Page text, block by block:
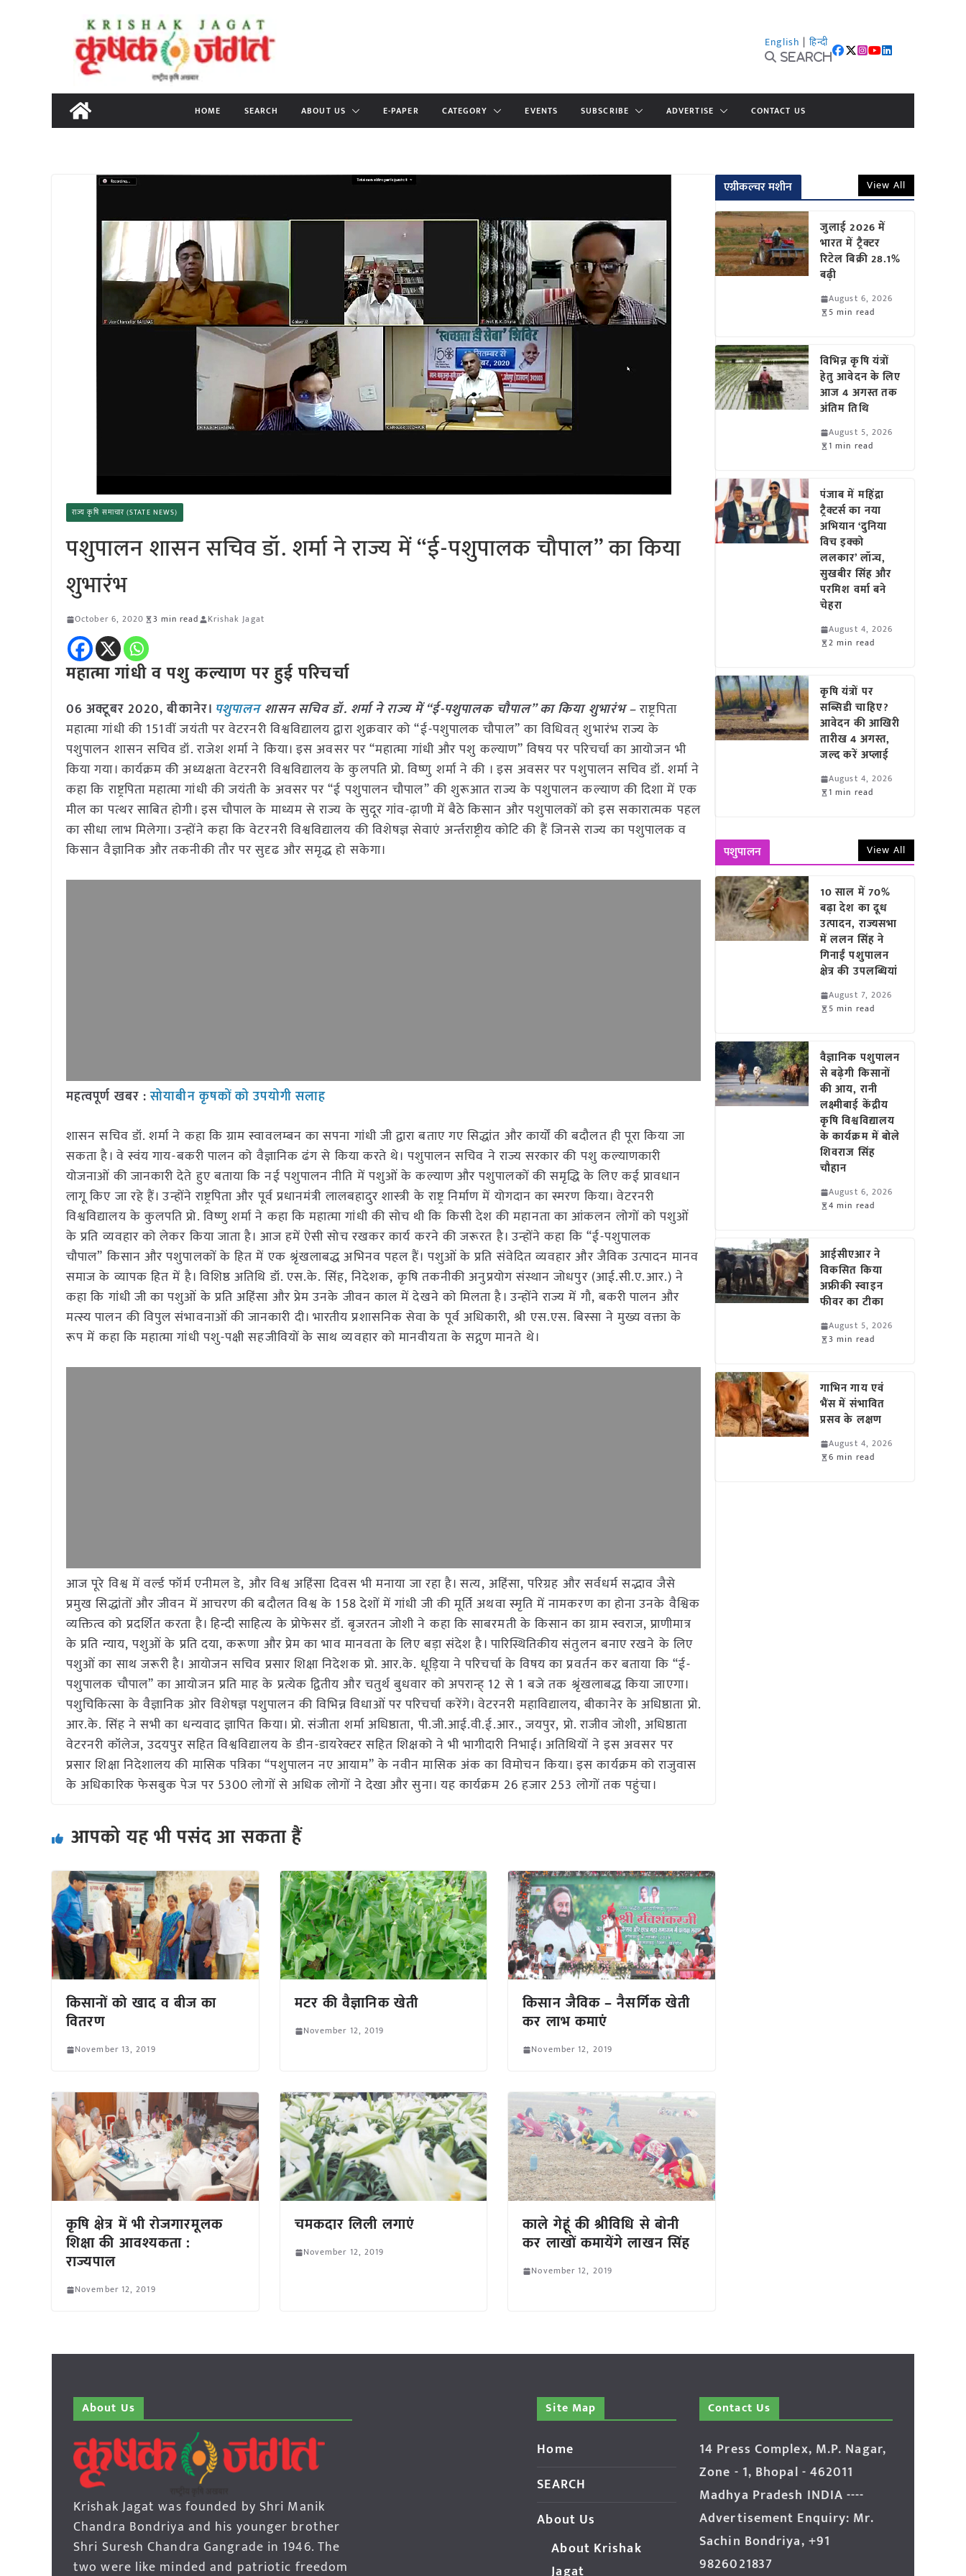
content
English | हिन्दी
Search
HOME SEARCH ABOUT US E-PAPER CATEGORY EVENTS SUBSCRIBE ADVERTISE CONTACT US
राज्य कृषि समाचार (STATE NEWS)
पशुपालन शासन सचिव डॉ. शर्मा ने राज्य में “ई-पशुपालक चौपाल” का किया
शुभारंभ
October 6, 2020 3 min read Krishak Jagat
महात्मा गांधी व पशु कल्याण पर हुई परिचर्चा
06 अक्टूबर 2020, बीकानेर। पशुपालनशासन सचिव डॉ. शर्मा ने राज्य में “ई-पशुपालक चौपाल” का किया शुभारंभ –राष्ट्रपिता
महात्मा गांधी की 151वीं जयंती पर वेटरनरी विश्वविद्यालय द्वारा शुक्रवार को “ई-पशुपालक चौपाल” का विधिवत् शुभारंभ राज्य के
पशुपालन शासन सचिव डॉ. राजेश शर्मा ने किया। इस अवसर पर “महात्मा गांधी और पशु कल्याण” विषय पर परिचर्चा का आयोजन भी
किया गया। कार्यक्रम कीे अध्यक्षता वेटरनरी विश्वविद्यालय के कुलपति प्रो. विष्णु शर्मा ने की । इस अवसर पर पशुपालन सचिव डॉ. शर्मा ने
कहा कि राष्ट्रपिता महात्मा गांधी की जयंती के अवसर पर “ई पशुपालन चौपाल” की शुरूआत राज्य के पशुपालन कल्याण की दिशा में एक
मील का पत्थर साबित होगी। इस चौपाल के माध्यम से राज्य के सुदूर गांव-ढ़ाणी में बैठे किसान और पशुपालकों को इस सकारात्मक पहल
का सीधा लाभ मिलेगा। उन्होंने कहा कि वेटरनरी विश्वविद्यालय की विशेषज्ञ सेवाएं अर्न्तराष्ट्रीय कोटि की हैं जिनसे राज्य का पशुपालक व
किसान वैज्ञानिक और तकनीकी तौर पर सुदृढ और समृद्ध हो सकेगा।
महत्वपूर्ण खबर :सोयाबीन कृषकों को उपयोगी सलाह
शासन सचिव डॉ. शर्मा ने कहा कि ग्राम स्वावलम्बन का सपना गांधी जी द्वारा बताए गए सिद्धांत और कार्यों की बदौलत ही पूरा किया जा
सकता है। वे स्वंय गाय-बकरी पालन को वैज्ञानिक ढंग से किया करते थे। पशुपालन सचिव ने राज्य सरकार की पशु कल्याणकारी
योजनाओं की जानकारी देते हुए बताया कि नई पशुपालन नीति में पशुओं के कल्याण और पशुपालकों की समृद्धि के लिए कई प्रावधान
लागू किए जा रहे हैं। उन्होंने राष्ट्रपिता और पूर्व प्रधानमंत्री लालबहादुर शास्त्री के राष्ट्र निर्माण में योगदान का स्मरण किया। वेटरनरी
विश्वविद्यालय के कुलपति प्रो. विष्णु शर्मा ने कहा कि महात्मा गांधी की सोच थी कि किसी देश की महानता का आंकलन लोगों को पशुओं
के प्रति व्यवहार को लेकर किया जाता है। आज हमें ऐसी सोच रखकर कार्य करने की जरूरत है। उन्होंने कहा कि “ई-पशुपालक
चौपाल” किसान और पशुपालकों के हित में एक श्रृंखलाबद्ध अभिनव पहल हैं। पशुओं के प्रति संवेदित व्यवहार और जैविक उत्पादन मानव
समाज के व्यापक हित में है। विशिष्ठ अतिथि डॉ. एस.के. सिंह, निदेशक, कृषि तकनीकी अनुप्रयोग संस्थान जोधपुर (आई.सी.ए.आर.) ने
कहा कि गांधी जी का पशुओं के प्रति अहिंसा और प्रेम उनके जीवन काल में देखने को मिलता है। उन्होंने राज्य में गौ, बकरी पालन और
मत्स्य पालन की विपुल संभावनाओं की जानकारी दी। भारतीय प्रशासनिक सेवा के पूर्व अधिकारी, श्री एस.एस. बिस्सा ने मुख्य वक्ता के
रूप में कहा कि महात्मा गांधी पशु-पक्षी सहजीवियों के साथ व्यवहार को मानवीयता के सद्गुण मानते थे।
आज पूरे विश्व में वर्ल्ड फॉर्म एनीमल डे, और विश्व अहिंसा दिवस भी मनाया जा रहा है। सत्य, अहिंसा, परिग्रह और सर्वधर्म सद्भाव जैसे
प्रमुख सिद्धांतों और जीवन में आचरण की बदौलत विश्व के 158 देशों में गांधी जी की मूर्ति अथवा स्मृति में नामकरण का होना उनके वैश्विक
व्यक्तित्व को प्रदर्शित करता है। हिन्दी साहित्य के प्रोफेसर डॉ. बृजरतन जोशी ने कहा कि साबरमती के किसान का ग्राम स्वराज, प्राणीमात्र
के प्रति न्याय, पशुओं के प्रति दया, करूणा और प्रेम का भाव मानवता के लिए बड़ा संदेश है। पारिस्थितिकीय संतुलन बनाए रखने के लिए
पशुओं का साथ जरूरी है। आयोजन सचिव प्रसार शिक्षा निदेशक प्रो. आर.के. धूड़िया ने परिचर्चा के विषय का प्रवर्तन कर बताया कि “ई-
पशुपालक चौपाल” का आयोजन प्रति माह के प्रत्येक द्वितीय और चतुर्थ बुधवार को अपरान्ह् 12 से 1 बजे तक श्रृंखलाबद्ध किया जाएगा।
पशुचिकित्सा के वैज्ञानिक ओर विशेषज्ञ पशुपालन की विभिन्न विधाओं पर परिचर्चा करेंगे। वेटरनरी महाविद्यालय, बीकानेर के अधिष्ठाता प्रो.
आर.के. सिंह ने सभी का धन्यवाद ज्ञापित किया। प्रो. संजीता शर्मा अधिष्ठाता, पी.जी.आई.वी.ई.आर., जयपुर, प्रो. राजीव जोशी, अधिष्ठाता
वेटरनरी कॉलेज, उदयपुर सहित विश्वविद्यालय के डीन-डायरेक्टर सहित शिक्षको ने भी भागीदारी निभाई। अतिथियों ने इस अवसर पर
प्रसार शिक्षा निदेशालय की मासिक पत्रिका “पशुपालन नए आयाम” के नवीन मासिक अंक का विमोचन किया। इस कार्यक्रम को राजुवास
के अधिकारिक फेसबुक पेज पर 5300 लोगों से अधिक लोगों ने देखा और सुना। यह कार्यक्रम 26 हजार 253 लोगों तक पहुंचा।
आपको यह भी पसंद आ सकता हैं
किसानों को खाद व बीज का
वितरण
November 13, 2019
मटर की वैज्ञानिक खेती
November 12, 2019
किसान जैविक – नैसर्गिक खेती
कर लाभ कमाएं
November 12, 2019
कृषि क्षेत्र में भी रोजगारमूलक
शिक्षा की आवश्यकता :
राज्यपाल
November 12, 2019
चमकदार लिली लगाएं
November 12, 2019
काले गेहूं की श्रीविधि से बोनी
कर लाखों कमायेंगे लाखन सिंह
November 12, 2019
एग्रीकल्चर मशीन View All
जुलाई 2026 में
भारत में ट्रैक्टर
रिटेल बिक्री 28.1%
बढ़ी
August 6, 2026
5 min read
विभिन्न कृषि यंत्रों
हेतु आवेदन के लिए
आज 4 अगस्त तक
अंतिम तिथि
August 5, 2026
1 min read
पंजाब में महिंद्रा
ट्रैक्टर्स का नया
अभियान ‘दुनिया
विच इक्को
ललकार’ लॉन्च,
सुखबीर सिंह और
परमिश वर्मा बने
चेहरा
August 4, 2026
2 min read
कृषि यंत्रों पर
सब्सिडी चाहिए?
आवेदन की आखिरी
तारीख 4 अगस्त,
जल्द करें अप्लाई
August 4, 2026
1 min read
पशुपालन View All
10 साल में 70%
बढ़ा देश का दूध
उत्पादन, राज्यसभा
में ललन सिंह ने
गिनाईं पशुपालन
क्षेत्र की उपलब्धियां
August 7, 2026
5 min read
वैज्ञानिक पशुपालन
से बढ़ेगी किसानों
की आय, रानी
लक्ष्मीबाई केंद्रीय
कृषि विश्वविद्यालय
के कार्यक्रम में बोले
शिवराज सिंह
चौहान
August 6, 2026
4 min read
आईसीएआर ने
विकसित किया
अफ्रीकी स्वाइन
फीवर का टीका
August 5, 2026
3 min read
गाभिन गाय एवं
भैंस में संभावित
प्रसव के लक्षण
August 4, 2026
6 min read
About Us
Krishak Jagat was founded by Shri Manik
Chandra Bondriya and his younger brother
Shri Suresh Chandra Gangrade in 1946. The
two were like minded and patriotic freedom
Site Map
Home
SEARCH
About Us
About Krishak
Contact Us
14 Press Complex, M.P. Nagar,
Zone - 1, Bhopal - 462011
Madhya Pradesh INDIA ----
Advertisement Enquiry: Mr.
Sachin Bondriya, +91
9826021837